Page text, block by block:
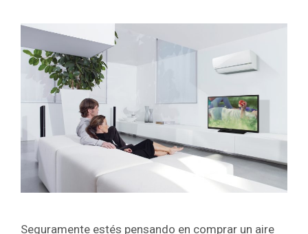
Seguramente estés pensando en comprar un aire